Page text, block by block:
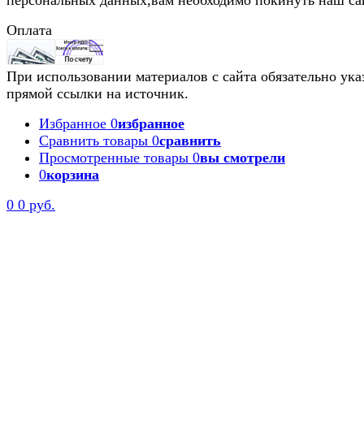
Оплата
При использовании материалов с сайта обязательно
прямой ссылки на источник.
Избранное 0избранное
Сравнить товары 0сравнить
Просмотренные товары 0вы смотрели
0корзина
0 0 руб.